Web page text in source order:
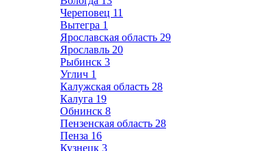
Череповец 11
Вытегра 1
Ярославская область 29
Ярославль 20
Рыбинск 3
Углич 1
Калужская область 28
Калуга 19
Обнинск 8
Пензенская область 28
Пенза 16
Кузнецк 3